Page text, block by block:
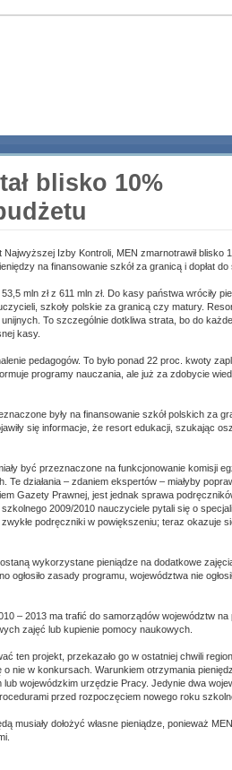
blisko 10%
Izby Kontroli, MEN zmarnotrawił blisko
na finansowanie szkół za granicą i dopłat
mln zł z 611 mln zł. Do kasy państwa wróciły
szkoły polskie za granicą czy matury.
To szczególnie dotkliwa strata, bo do
kasy.
pedagogów. To było ponad 22 proc. kwoty
programy nauczania, ale już za zdobycie
były na finansowanie szkół polskich za
się informacje, że resort edukacji, szukając
być przeznaczone na funkcjonowanie komisji
działania – zdaniem ekspertów – miałyby
Gazety Prawnej, jest jednak sprawa
2009/2010 nauczyciele pytali się o
podręczniki w powiększeniu; teraz okazuje
wykorzystane pieniądze na dodatkowe
zasady programu, województwa nie
– 2013 ma trafić do samorządów województw na
zajęć lub kupienie pomocy naukowych.
ten projekt, przekazało go w ostatniej chwili
nie w konkursach. Warunkiem otrzymania
lub wojewódzkim urzędzie Pracy. Jedynie dwa
przed rozpoczęciem nowego roku
musiały dołożyć własne pieniądze, ponieważ